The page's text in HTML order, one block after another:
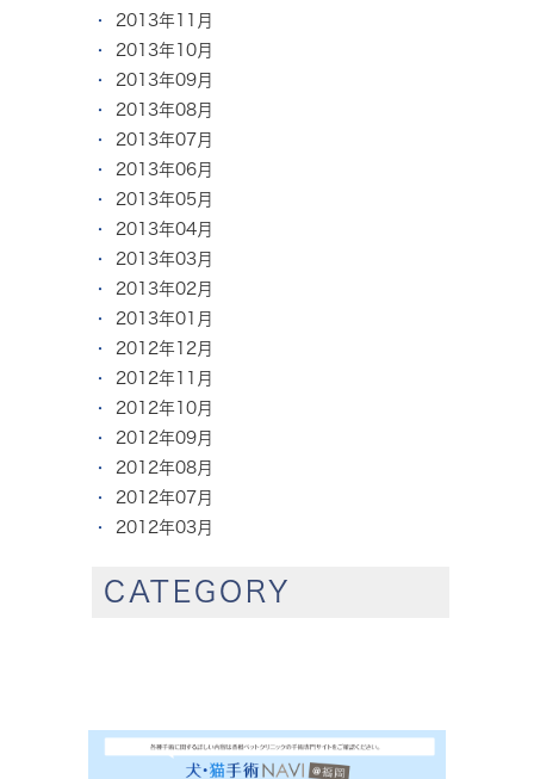
2013年11月
2013年10月
2013年09月
2013年08月
2013年07月
2013年06月
2013年05月
2013年04月
2013年03月
2013年02月
2013年01月
2012年12月
2012年11月
2012年10月
2012年09月
2012年08月
2012年07月
2012年03月
CATEGORY